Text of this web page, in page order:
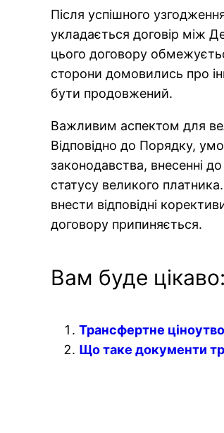
Після успішного
укладається договір між
цього договору
сторони домовились про
бути продовжений.
Важливим аспектом для
Відповідно до Порядку,
законодавства, внесенні
статусу великого
внести відповідні
договору припиняється.
Вам буде цікаво:
Трансфертне
Що таке документи